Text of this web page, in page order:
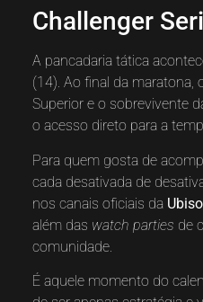
Challenger
A pancadaria tática
(14). Ao final da maratona,
Superior e o sobrevivente
o acesso direto para a
Para quem gosta de
cada desativada de
nos canais oficiais da
além das watch parties de
comunidade.
É aquele momento do